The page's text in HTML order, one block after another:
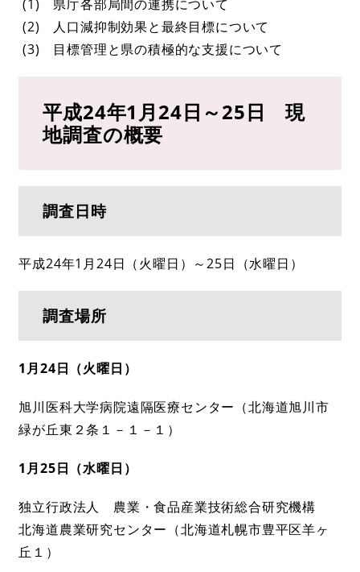
(1) 県庁各部局間の連携について
(2) 人口減抑制効果と最終目標について
(3) 目標管理と県の積極的な支援について
平成24年1月24日～25日 現
地調査の概要
調査日時
平成24年1月24日（火曜日）～25日（水曜日）
調査場所
1月24日（火曜日）
旭川医科大学病院遠隔医療センター（北海道旭川市
緑が丘東２条１－１－１）
1月25日（水曜日）
独立行政法人 農業・食品産業技術総合研究機構
北海道農業研究センター（北海道札幌市豊平区羊ヶ
丘１）